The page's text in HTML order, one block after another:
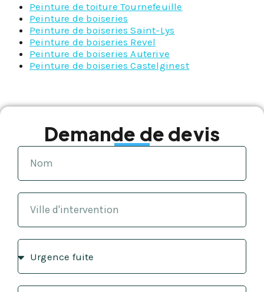
Peinture de toiture Tournefeuille
Peinture de boiseries
Peinture de boiseries Saint-Lys
Peinture de boiseries Revel
Peinture de boiseries Auterive
Peinture de boiseries Castelginest
Demande de devis